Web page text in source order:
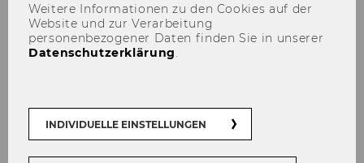
Weitere Informationen zu den Cookies auf der
Website und zur Verarbeitung
personenbezogener Daten finden Sie in unserer
Datenschutzerklärung.
INDIVIDUELLE EINSTELLUNGEN